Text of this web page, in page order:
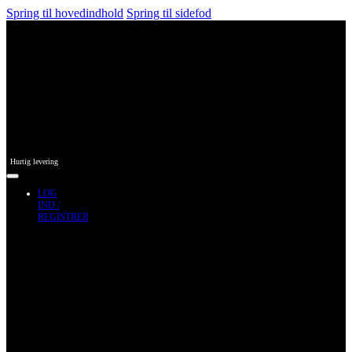
Spring til hovedindhold Spring til sidefod
Hurtig levering
LOG
IND /
REGISTRER